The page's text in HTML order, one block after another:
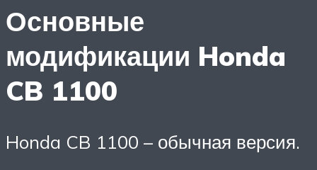
Основные
модификации Honda
CB 1100
Honda CB 1100 – обычная версия.